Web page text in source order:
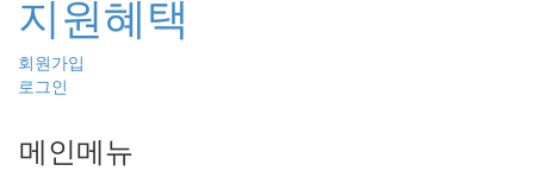
회원가입
로그인
메인메뉴